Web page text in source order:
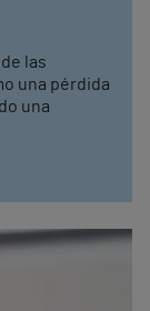
las
una pérdida
una